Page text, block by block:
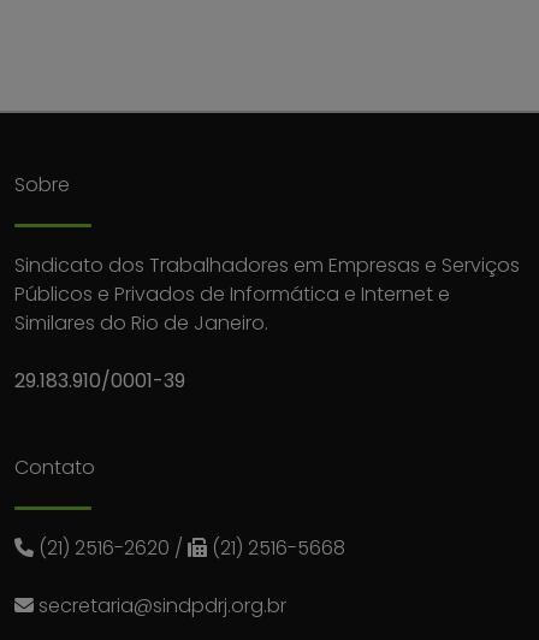
Sobre
Sindicato dos Trabalhadores em Empresas e Serviços
Públicos e Privados de Informática e Internet e
Similares do Rio de Janeiro.
29.183.910/0001-39
Contato
(21) 2516-2620 / (21) 2516-5668
secretaria@sindpdrj.org.br